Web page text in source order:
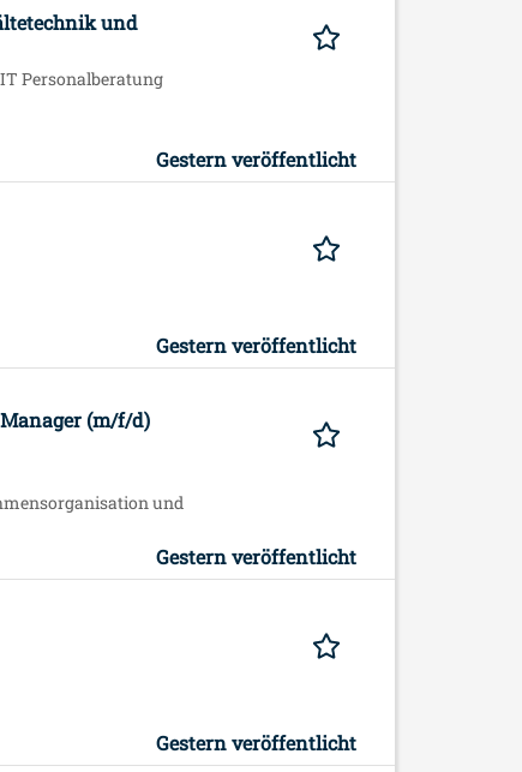
und
Personalberatung
Gestern veröffentlicht
Gestern veröffentlicht
(m/f/d)
und
Gestern veröffentlicht
Gestern veröffentlicht